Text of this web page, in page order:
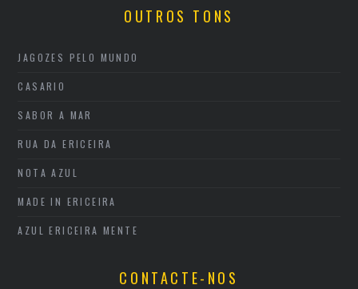
OUTROS TONS
JAGOZES PELO MUNDO
CASARIO
SABOR A MAR
RUA DA ERICEIRA
NOTA AZUL
MADE IN ERICEIRA
AZUL ERICEIRA MENTE
CONTACTE-NOS